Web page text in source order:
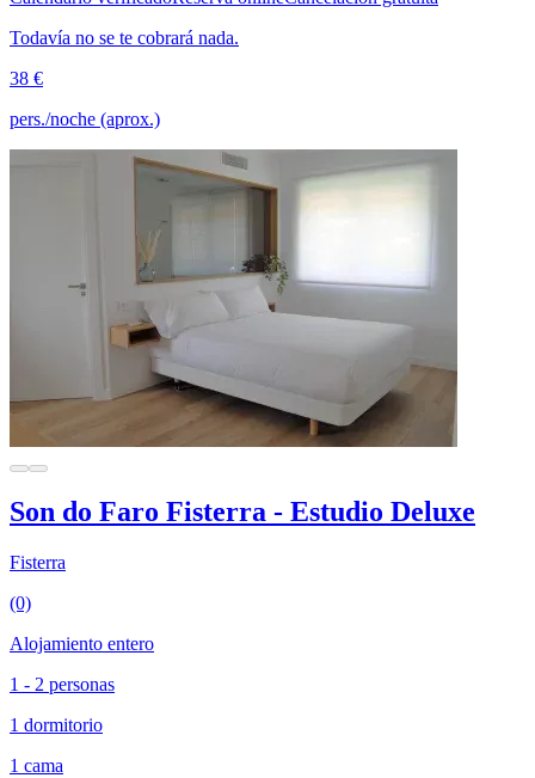
Todavía no se te cobrará nada.
38 €
pers./noche (aprox.)
Son do Faro Fisterra - Estudio Deluxe
Fisterra
(0)
Alojamiento entero
1 - 2 personas
1 dormitorio
1 cama